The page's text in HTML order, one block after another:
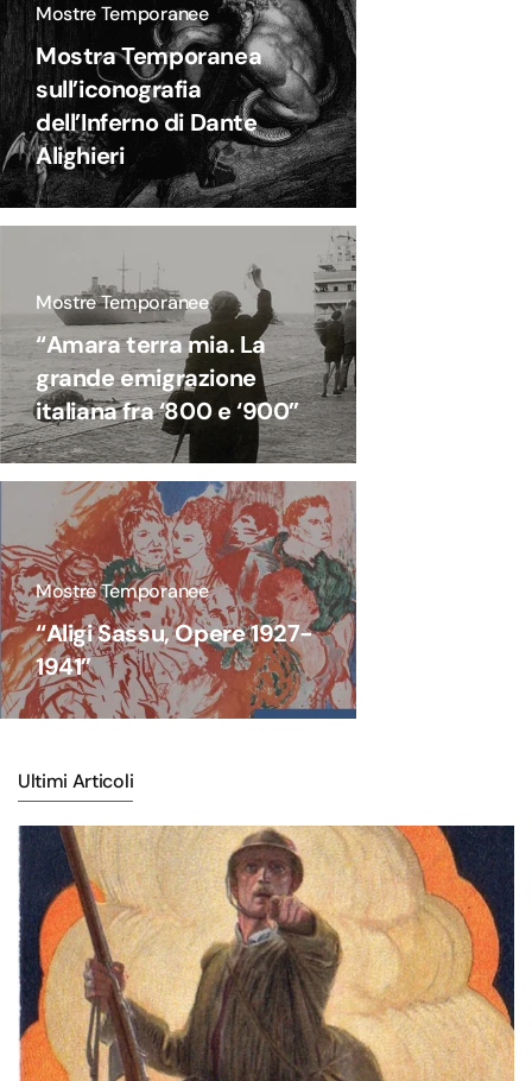
Mostre Temporanee
Mostra Temporanea
sull’iconografia
dell’Inferno di Dante
Alighieri
Mostre Temporanee
“Amara terra mia. La
grande emigrazione
italiana fra ‘800 e ‘900”
Mostre Temporanee
“Aligi Sassu, Opere 1927-
1941”
Ultimi Articoli